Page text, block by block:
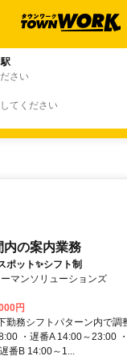
さい
てください
内の案内業務
ポット✨シフト制
マンソリューションズ
円
勤務シフトパターン内で調
・遅番A 14:00～23:00
番B 14:00～1...